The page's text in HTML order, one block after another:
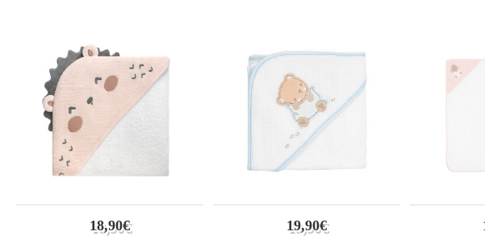
18,90€ 19,90€